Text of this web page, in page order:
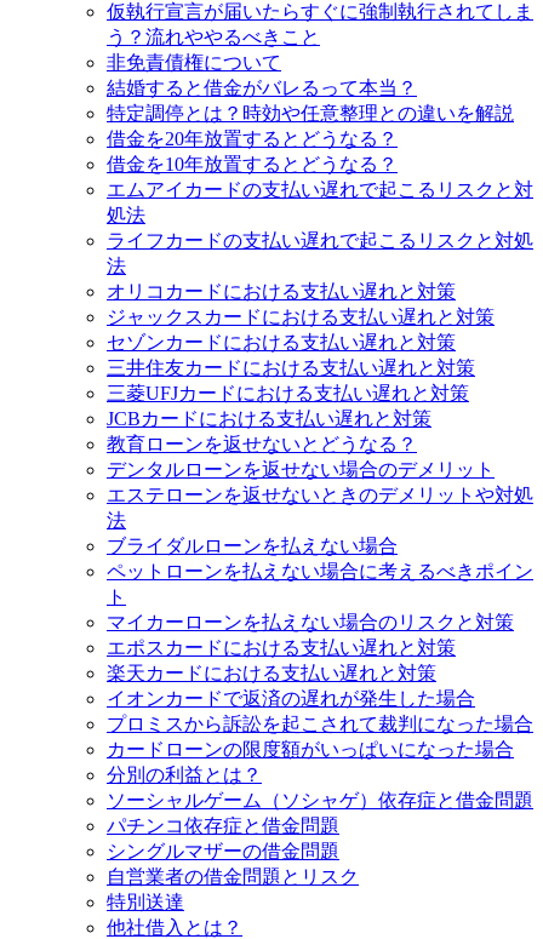
仮執行宣言が届いたらすぐに強制執行されてしま
う？流れややるべきこと
非免責債権について
結婚すると借金がバレるって本当？
特定調停とは？時効や任意整理との違いを解説
借金を20年放置するとどうなる？
借金を10年放置するとどうなる？
エムアイカードの支払い遅れで起こるリスクと対
処法
ライフカードの支払い遅れで起こるリスクと対処
法
オリコカードにおける支払い遅れと対策
ジャックスカードにおける支払い遅れと対策
セゾンカードにおける支払い遅れと対策
三井住友カードにおける支払い遅れと対策
三菱UFJカードにおける支払い遅れと対策
JCBカードにおける支払い遅れと対策
教育ローンを返せないとどうなる？
デンタルローンを返せない場合のデメリット
エステローンを返せないときのデメリットや対処
法
ブライダルローンを払えない場合
ペットローンを払えない場合に考えるべきポイン
ト
マイカーローンを払えない場合のリスクと対策
エポスカードにおける支払い遅れと対策
楽天カードにおける支払い遅れと対策
イオンカードで返済の遅れが発生した場合
プロミスから訴訟を起こされて裁判になった場合
カードローンの限度額がいっぱいになった場合
分別の利益とは？
ソーシャルゲーム（ソシャゲ）依存症と借金問題
パチンコ依存症と借金問題
シングルマザーの借金問題
自営業者の借金問題とリスク
特別送達
他社借入とは？